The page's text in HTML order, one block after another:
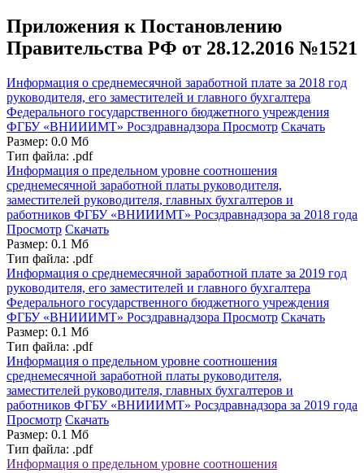
Приложения к Постановлению
Правительства РФ от 28.12.2016 №1521
Информация о среднемесячной заработной плате за 2018 год
руководителя, его заместителей и главного бухгалтера
Федерального государственного бюджетного учреждения
ФГБУ «ВНИИИМТ» Росздравнадзора Просмотр Скачать
Размер: 0.0 Мб
Тип файла: .pdf
Информация о предельном уровне соотношения
среднемесячной заработной платы руководителя,
заместителей руководителя, главных бухгалтеров и
работников ФГБУ «ВНИИИМТ» Росздравнадзора за 2018 года
Просмотр Скачать
Размер: 0.1 Мб
Тип файла: .pdf
Информация о среднемесячной заработной плате за 2019 год
руководителя, его заместителей и главного бухгалтера
Федерального государственного бюджетного учреждения
ФГБУ «ВНИИИМТ» Росздравнадзора Просмотр Скачать
Размер: 0.1 Мб
Тип файла: .pdf
Информация о предельном уровне соотношения
среднемесячной заработной платы руководителя,
заместителей руководителя, главных бухгалтеров и
работников ФГБУ «ВНИИИМТ» Росздравнадзора за 2019 года
Просмотр Скачать
Размер: 0.1 Мб
Тип файла: .pdf
Информация о предельном уровне соотношения